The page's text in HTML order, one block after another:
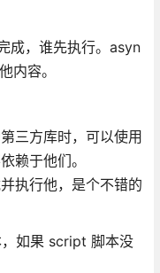
成，谁先执行。asyn
内容。
三方库时，可以使用
赖于他们。
执行他，是个不错的
如果 script 脚本没